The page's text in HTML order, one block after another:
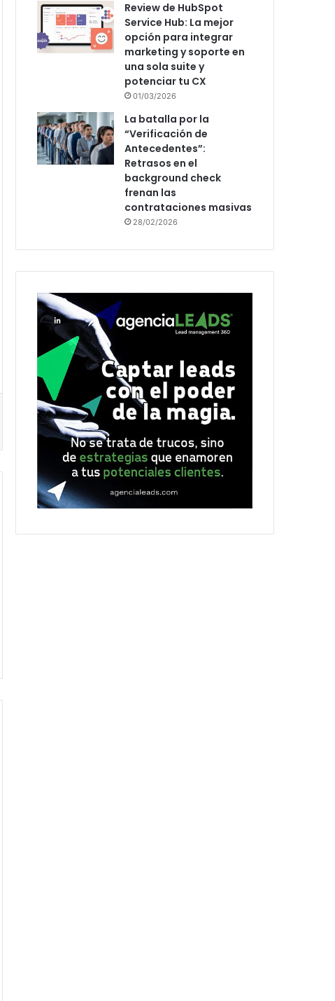
Review de HubSpot
Service Hub: La mejor
opción para integrar
marketing y soporte en
una sola suite y
potenciar tu CX
01/03/2026
La batalla por la
“Verificación de
Antecedentes”:
Retrasos en el
background check
frenan las
contrataciones masivas
28/02/2026